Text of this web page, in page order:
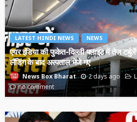
LATEST HINDI NEWS NEWS
एयर इंडिया की फुकेत-दिल्ली फ्लाइट में तेज
लैंडिंग के बाद अस्पताल भेजे गए
News Box Bharat 2 days ago
no comment